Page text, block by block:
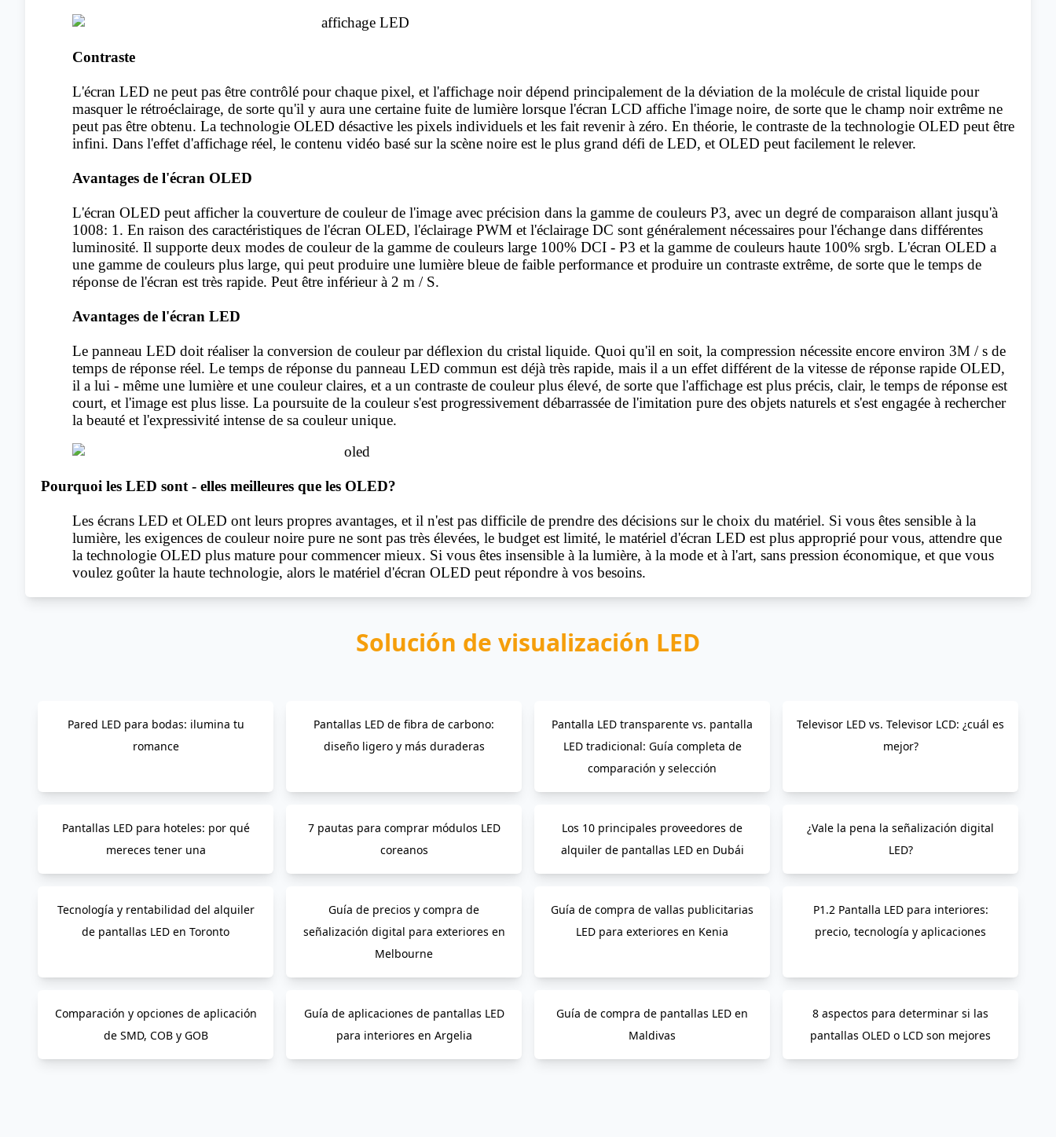
Contraste
L'écran LED ne peut pas être contrôlé pour chaque pixel, et l'affichage noir dépend principalement de la déviation de la molécule de cristal liquide pour
masquer le rétroéclairage, de sorte qu'il y aura une certaine fuite de lumière lorsque l'écran LCD affiche l'image noire, de sorte que le champ noir extrême ne
peut pas être obtenu. La technologie OLED désactive les pixels individuels et les fait revenir à zéro. En théorie, le contraste de la technologie OLED peut être
infini. Dans l'effet d'affichage réel, le contenu vidéo basé sur la scène noire est le plus grand défi de LED, et OLED peut facilement le relever.
Avantages de l'écran OLED
L'écran OLED peut afficher la couverture de couleur de l'image avec précision dans la gamme de couleurs P3, avec un degré de comparaison allant jusqu'à
1008: 1. En raison des caractéristiques de l'écran OLED, l'éclairage PWM et l'éclairage DC sont généralement nécessaires pour l'échange dans différentes
luminosité. Il supporte deux modes de couleur de la gamme de couleurs large 100% DCI - P3 et la gamme de couleurs haute 100% srgb. L'écran OLED a
une gamme de couleurs plus large, qui peut produire une lumière bleue de faible performance et produire un contraste extrême, de sorte que le temps de
réponse de l'écran est très rapide. Peut être inférieur à 2 m / S.
Avantages de l'écran LED
Le panneau LED doit réaliser la conversion de couleur par déflexion du cristal liquide. Quoi qu'il en soit, la compression nécessite encore environ 3M / s de
temps de réponse réel. Le temps de réponse du panneau LED commun est déjà très rapide, mais il a un effet différent de la vitesse de réponse rapide OLED,
il a lui - même une lumière et une couleur claires, et a un contraste de couleur plus élevé, de sorte que l'affichage est plus précis, clair, le temps de réponse est
court, et l'image est plus lisse. La poursuite de la couleur s'est progressivement débarrassée de l'imitation pure des objets naturels et s'est engagée à rechercher
la beauté et l'expressivité intense de sa couleur unique.
Pourquoi les LED sont - elles meilleures que les OLED?
Les écrans LED et OLED ont leurs propres avantages, et il n'est pas difficile de prendre des décisions sur le choix du matériel. Si vous êtes sensible à la
lumière, les exigences de couleur noire pure ne sont pas très élevées, le budget est limité, le matériel d'écran LED est plus approprié pour vous, attendre que
la technologie OLED plus mature pour commencer mieux. Si vous êtes insensible à la lumière, à la mode et à l'art, sans pression économique, et que vous
voulez goûter la haute technologie, alors le matériel d'écran OLED peut répondre à vos besoins.
Solución de visualización LED
Pared LED para bodas: ilumina tu
romance
Pantallas LED de fibra de carbono:
diseño ligero y más duraderas
Pantalla LED transparente vs. pantalla
LED tradicional: Guía completa de
comparación y selección
Televisor LED vs. Televisor LCD: ¿cuál es
mejor?
Pantallas LED para hoteles: por qué
mereces tener una
7 pautas para comprar módulos LED
coreanos
Los 10 principales proveedores de
alquiler de pantallas LED en Dubái
¿Vale la pena la señalización digital
LED?
Tecnología y rentabilidad del alquiler
de pantallas LED en Toronto
Guía de precios y compra de
señalización digital para exteriores en
Melbourne
Guía de compra de vallas publicitarias
LED para exteriores en Kenia
P1.2 Pantalla LED para interiores:
precio, tecnología y aplicaciones
Comparación y opciones de aplicación
de SMD, COB y GOB
Guía de aplicaciones de pantallas LED
para interiores en Argelia
Guía de compra de pantallas LED en
Maldivas
8 aspectos para determinar si las
pantallas OLED o LCD son mejores